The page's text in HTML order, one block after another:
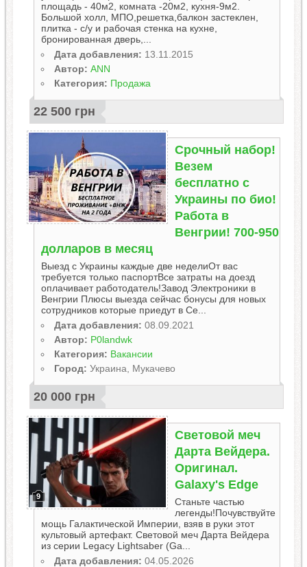
площадь - 40м2, комната -20м2, кухня-9м2.
Большой холл, МПО,решетка,балкон застеклен,
плитка - с/у и рабочая стенка на кухне,
бронированная дверь,...
Дата добавления: 13.11.2015
Автор: ANN
Категория: Продажа
22 500 грн
Срочный набор!
Везем
бесплатно c
Украины по био!
Работа в
Венгрии! 700-950
долларов в месяц
Выезд с Украины каждые две неделиОт вас
требуется только паспортВсе затраты на доезд
оплачивает работодатель!Завод Электроники в
Венгрии Плюсы выезда сейчас бонусы для новых
сотрудников которые приедут в Се...
Дата добавления: 08.09.2021
Автор: P0landwk
Категория: Вакансии
Город: Украина, Мукачево
20 000 грн
9
Световой меч
Дарта Вейдера.
Оригинал.
Galaxy's Edge
Станьте частью
легенды!Почувствуйте
мощь Галактической Империи, взяв в руки этот
культовый артефакт. Световой меч Дарта Вейдера
из серии Legacy Lightsaber (Ga...
Дата добавления: 04.05.2026